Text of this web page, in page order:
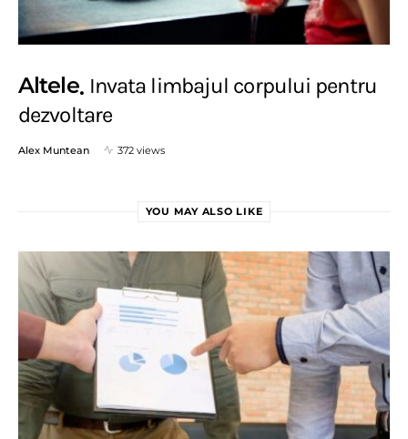
Altele Invata limbajul corpului pentru
dezvoltare
Alex Muntean 372 views
YOU MAY ALSO LIKE